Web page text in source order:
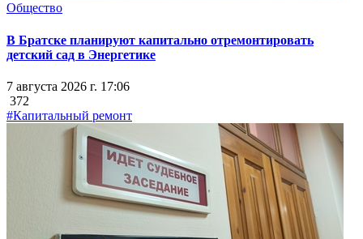
Общество
В Братске планируют капитально отремонтировать
детский сад в Энергетике
7 августа 2026 г. 17:06
372
#Капитальный ремонт